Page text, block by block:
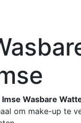
Imse Wasbare
om make-up te